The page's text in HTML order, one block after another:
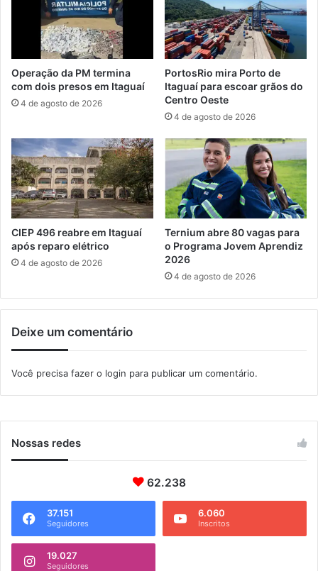
m
a
i
c
o
m
u
n
s
n
o
v
ã
P
o
e
t
o
B
o
t
i
n
h
9
Operação da PM termina
com dois presos em Itaguaí
4 de agosto de 2026
PortosRio mira Porto de
Itaguaí para escoar grãos do
Centro Oeste
4 de agosto de 2026
CIEP 496 reabre em Itaguaí
após reparo elétrico
4 de agosto de 2026
Ternium abre 80 vagas para
o Programa Jovem Aprendiz
2026
4 de agosto de 2026
Deixe um comentário
Você precisa fazer o login para publicar um comentário.
Nossas redes
62.238
37.151
Seguidores
6.060
Inscritos
19.027
Seguidores